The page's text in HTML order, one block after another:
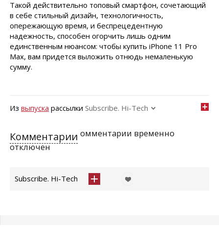
Такой действительно топовый смартфон, сочетающий
в себе стильный дизайн, технологичность,
опережающую время, и беспрецедентную
надежность, способен огорчить лишь одним
единственным нюансом: чтобы купить iРhone 11 Рro
Мax, вам придется выложить отнюдь немаленькую
сумму.
Из выпуска рассылки Subscribe. Hi-Tech
Комментарии омментарии временно
отключен
Subscribe. Hi-Tech